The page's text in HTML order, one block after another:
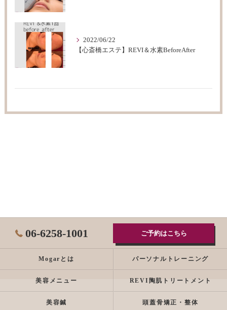
2022/06/22
【心斎橋エステ】REVI＆水素BeforeAfter
06-6258-1001 ご予約はこちら
Mogarとは パーソナルトレーニング
美容メニュー REVI陶肌トリートメント
美容鍼 頭蓋骨矯正・整体